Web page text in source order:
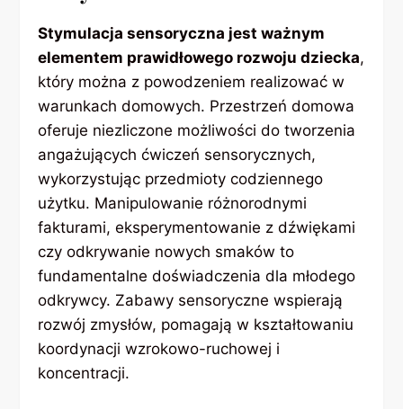
Stymulacja sensoryczna jest ważnym
elementem prawidłowego rozwoju dziecka,
który można z powodzeniem realizować w
warunkach domowych. Przestrzeń domowa
oferuje niezliczone możliwości do tworzenia
angażujących ćwiczeń sensorycznych,
wykorzystując przedmioty codziennego
użytku. Manipulowanie różnorodnymi
fakturami, eksperymentowanie z dźwiękami
czy odkrywanie nowych smaków to
fundamentalne doświadczenia dla młodego
odkrywcy. Zabawy sensoryczne wspierają
rozwój zmysłów, pomagają w kształtowaniu
koordynacji wzrokowo-ruchowej i
koncentracji.